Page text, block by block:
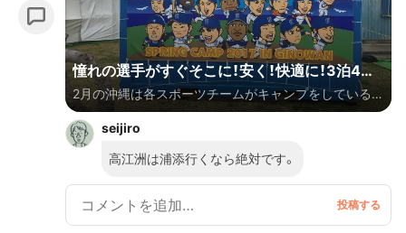
憧れの選手がすぐそこに！安く！快適に！3泊4日
で沖縄プロ野球キャンプめぐり〜後編〜
2月の沖縄は各スポーツチームがキャンプをしている最
中で、そんなキャンプ中は憧れの選手がすぐ近くを通り
サインや写真撮影をしてくれます！ また気候も20度前
後と過ごしやすくキャンプ以外のアクティビティも楽
しめます！ そんな今回はプロ野球のキャンプを中心に
安く、快適に過ごせるプランをご紹介します！ 後半のこ
のプランは3日目と最終日の2日間に渡るプランをご紹
seijiro
高江洲は浦添行くなら絶対です。